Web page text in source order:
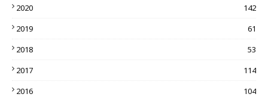
2020
142
2019
61
2018
53
2017
114
2016
104